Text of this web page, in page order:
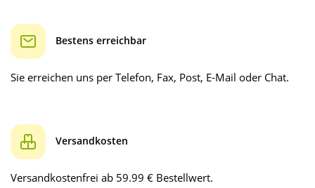
Bestens erreichbar
Sie erreichen uns per Telefon, Fax, Post, E-Mail oder Chat.
Versandkosten
Versandkostenfrei ab 59.99 € Bestellwert.